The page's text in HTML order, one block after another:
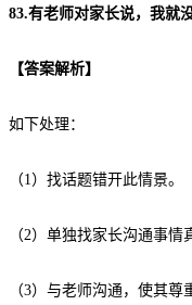
83.有老师对家长说，我就
【答案解析】
如下处理：
（1）找话题错开此情景。
（2）单独找家长沟通事情
（3）与老师沟通，使其